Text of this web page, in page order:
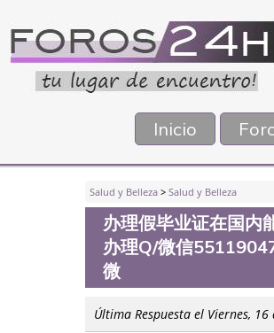
Inicio
Salud y Belleza > Salud y Belleza
办理假毕业证在国内
办理Q/微信
微
Última Respuesta el Viernes,